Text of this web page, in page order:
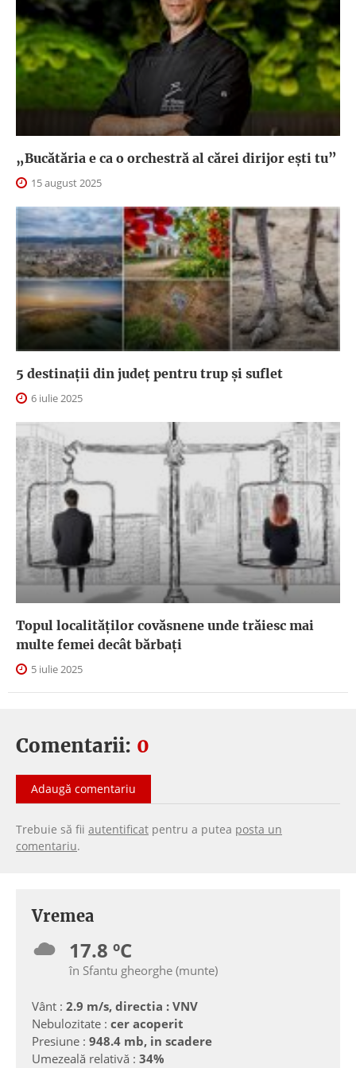
„Bucătăria e ca o orchestră al cărei dirijor ești tu”
15 august 2025
5 destinații din județ pentru trup și suflet
6 iulie 2025
Topul localităților covăsnene unde trăiesc mai
multe femei decât bărbați
5 iulie 2025
Comentarii: 0
Adaugă comentariu
Trebuie să fii autentificat pentru a putea posta un
comentariu.
Vremea
17.8 ºC
în Sfantu gheorghe (munte)
Vânt : 2.9 m/s, directia : VNV
Nebulozitate : cer acoperit
Presiune : 948.4 mb, in scadere
Umezeală relativă : 34%